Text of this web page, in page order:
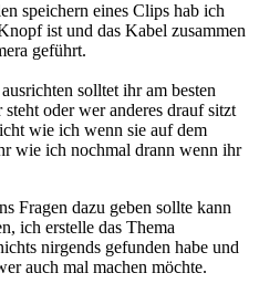
speichern eines Clips hab ich
ist und das Kabel zusammen
geführt.
solltet ihr am besten
oder wer anderes drauf sitzt
wie ich wenn sie auf dem
wie ich nochmal drann wenn ihr
Fragen dazu geben sollte kann
ich erstelle das Thema
nirgends gefunden habe und
auch mal machen möchte.